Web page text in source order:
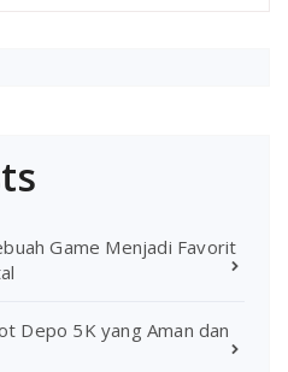
Game Menjadi Favorit
Depo 5K yang Aman dan